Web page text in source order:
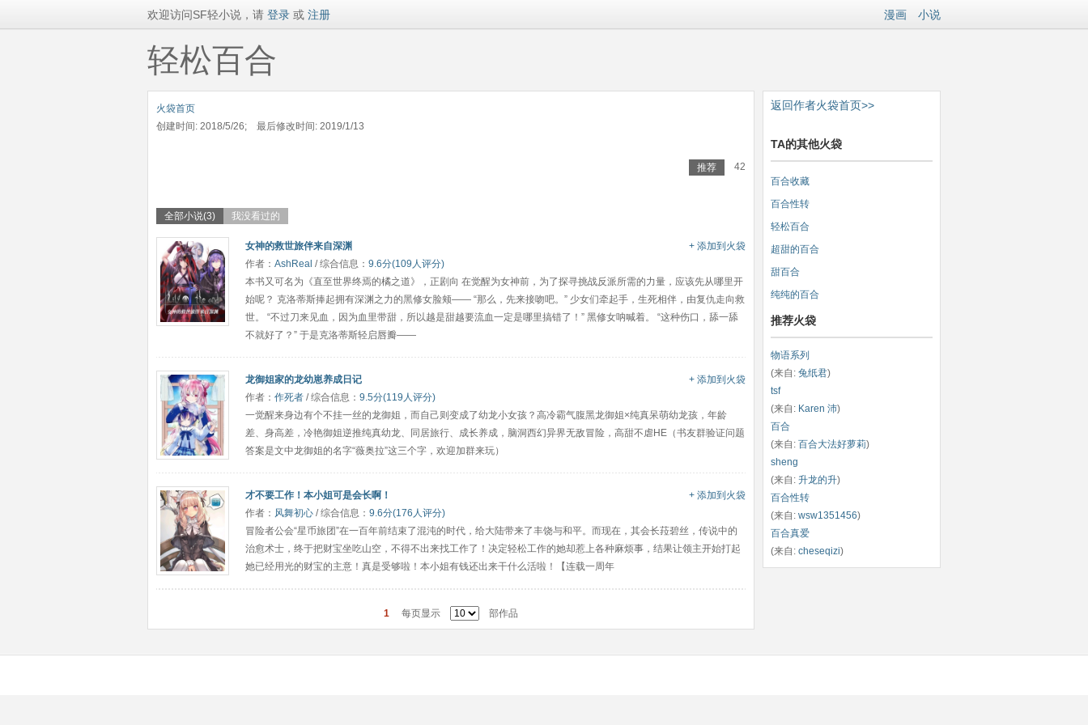
欢迎访问SF轻小说，请 登录 或 注册 漫画 小说
轻松百合
火袋首页
创建时间: 2018/5/26; 最后修改时间: 2019/1/13
推荐 42
全部小说(3) 我没看过的
女神的救世旅伴来自深渊
+ 添加到火袋
作者： AshReal / 综合信息： 9.6分(109人评分)
本书又可名为《直至世界终焉的橘之道》，正剧向 在觉醒为女神前，为了探寻挑战反派所需的力量，应该先从哪里开
始呢？ 克洛蒂斯捧起拥有深渊之力的黑修女脸颊—— “那么，先来接吻吧。” 少女们牵起手，生死相伴，由复仇走向救
世。 “不过刀来见血，因为血里带甜，所以越是甜越要流血一定是哪里搞错了！” 黑修女呐喊着。 “这种伤口，舔一舔
不就好了？” 于是克洛蒂斯轻启唇瓣——
龙御姐家的龙幼崽养成日记
+ 添加到火袋
作者： 作死者 / 综合信息： 9.5分(119人评分)
一觉醒来身边有个不挂一丝的龙御姐，而自己则变成了幼龙小女孩？高冷霸气腹黑龙御姐×纯真呆萌幼龙孩，年龄
差、身高差，冷艳御姐逆推纯真幼龙、同居旅行、成长养成，脑洞西幻异界无敌冒险，高甜不虐HE（书友群验证问题
答案是文中龙御姐的名字“薇奥拉”这三个字，欢迎加群来玩）
才不要工作！本小姐可是会长啊！
+ 添加到火袋
作者： 风舞初心 / 综合信息： 9.6分(176人评分)
冒险者公会“星币旅团”在一百年前结束了混沌的时代，给大陆带来了丰饶与和平。而现在，其会长菈碧丝，传说中的
治愈术士，终于把财宝坐吃山空，不得不出来找工作了！决定轻松工作的她却惹上各种麻烦事，结果让领主开始打起
她已经用光的财宝的主意！真是受够啦！本小姐有钱还出来干什么活啦！【连载一周年
1 每页显示 部作品
返回作者火袋首页>>
TA的其他火袋
百合收藏
百合性转
轻松百合
超甜的百合
甜百合
纯纯的百合
推荐火袋
物语系列
(来自: 兔纸君)
tsf
(来自: Karen 沛)
百合
(来自: 百合大法好萝莉)
sheng
(来自: 升龙的升)
百合性转
(来自: wsw1351456)
百合真爱
(来自: cheseqizi)